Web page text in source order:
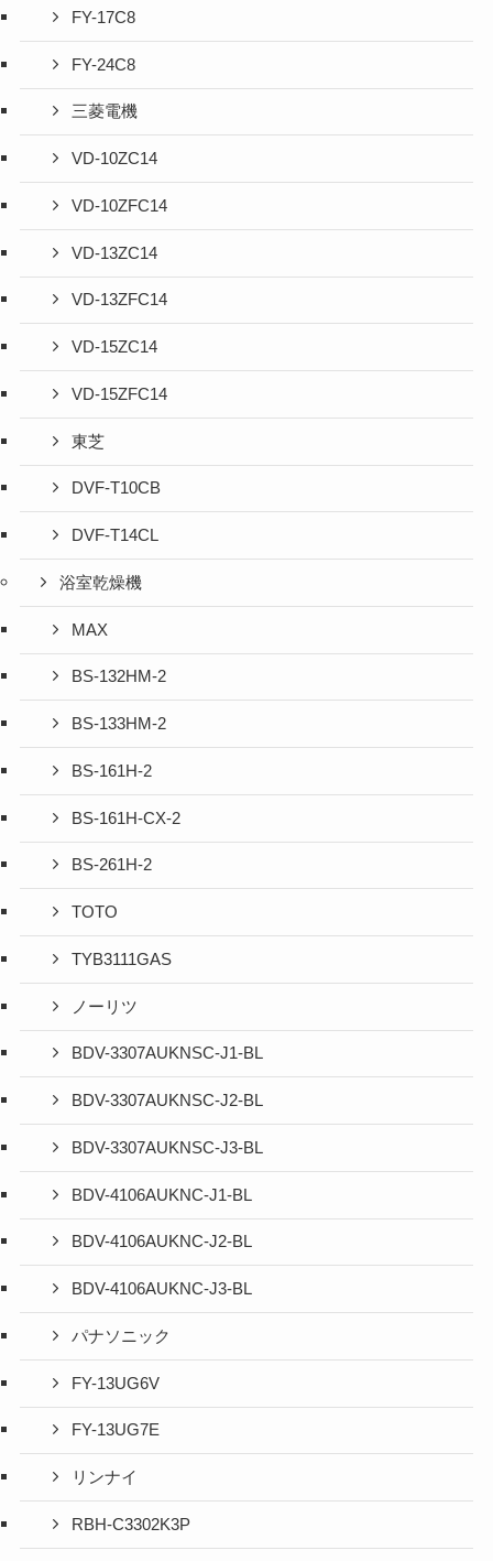
FY-17C8
FY-24C8
三菱電機
VD-10ZC14
VD-10ZFC14
VD-13ZC14
VD-13ZFC14
VD-15ZC14
VD-15ZFC14
東芝
DVF-T10CB
DVF-T14CL
浴室乾燥機
MAX
BS-132HM-2
BS-133HM-2
BS-161H-2
BS-161H-CX-2
BS-261H-2
TOTO
TYB3111GAS
ノーリツ
BDV-3307AUKNSC-J1-BL
BDV-3307AUKNSC-J2-BL
BDV-3307AUKNSC-J3-BL
BDV-4106AUKNC-J1-BL
BDV-4106AUKNC-J2-BL
BDV-4106AUKNC-J3-BL
パナソニック
FY-13UG6V
FY-13UG7E
リンナイ
RBH-C3302K3P